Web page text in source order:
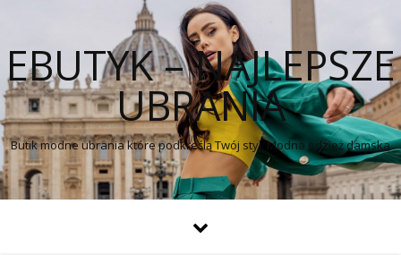
EBUTYK – NAJLEPSZE
UBRANIA
Butik modne ubrania które podkreślą Twój styl. Modna odzież damska